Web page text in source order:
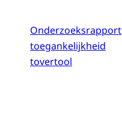
Onderzoeksrapport
toegankelijkheid
tovertool